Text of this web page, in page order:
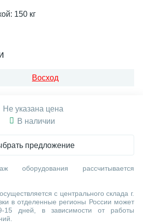
150 кг
Восход
Не указана цена
В наличии
предложение
оборудования рассчитывается
с центрального склада г.
в отделенные регионы России может
15 дней, в зависимости от работы